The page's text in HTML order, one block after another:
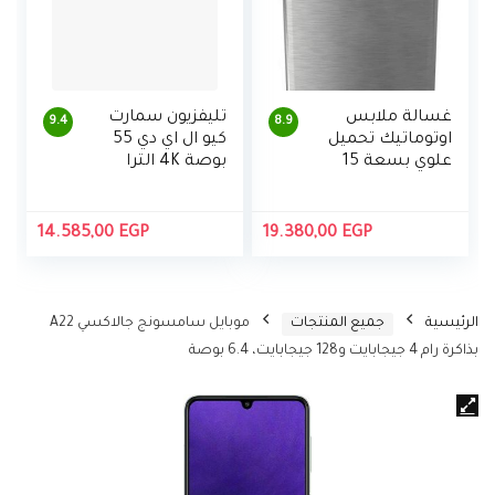
8.9
غسالة ملابس
اوتوماتيك تحميل
علوي بسعة 15
19.380,00 EGP
9.4
تليفزيون سمارت
كيو ال اي دي 55
بوصة 4K الترا
سامسونج،
14.585,00 EGP
الرئيسية جميع المنتجات
موبايل سامسونج جالاكسي A22
بذاكرة رام 4 جيجابايت و128 جيجابايت، 6.4 بوصة